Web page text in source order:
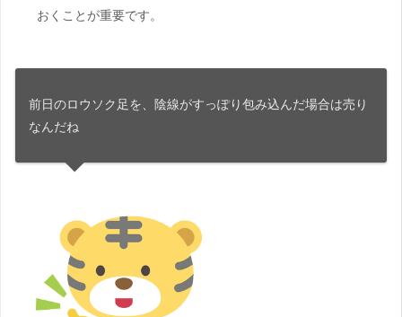
おくことが重要です。
前日のロウソク足を、陰線がすっぽり包み込んだ場合は売り
なんだね